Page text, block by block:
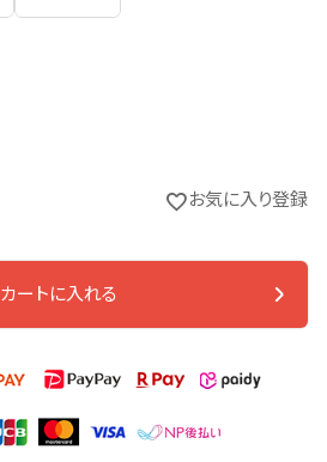
お気に入り登録
カートに入れる